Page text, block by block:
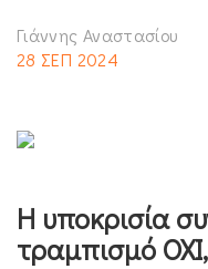
Γιάννης Αναστασίου
28 ΣΕΠ 2024
Η υποκρισία
τραμπισμό